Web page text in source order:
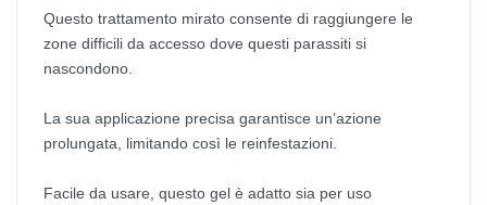
Questo trattamento mirato consente di raggiungere le
zone difficili da accesso dove questi parassiti si
nascondono.
La sua applicazione precisa garantisce un’azione
prolungata, limitando così le reinfestazioni.
Facile da usare, questo gel è adatto sia per uso